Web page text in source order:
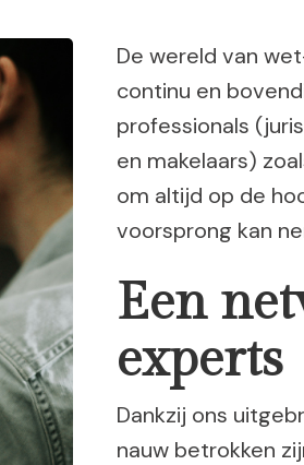
De wereld van
continu en
professionals
en makelaars)
om altijd op de
voorsprong kan
Een
experts
Dankzij ons
nauw betrokken